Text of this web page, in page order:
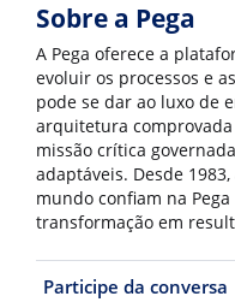
Sobre a Pega
A Pega oferece a
evoluir os processos e
pode se dar ao luxo de
arquitetura
missão crítica
adaptáveis. Desde
mundo confiam na
transformação em
Participe da conversa